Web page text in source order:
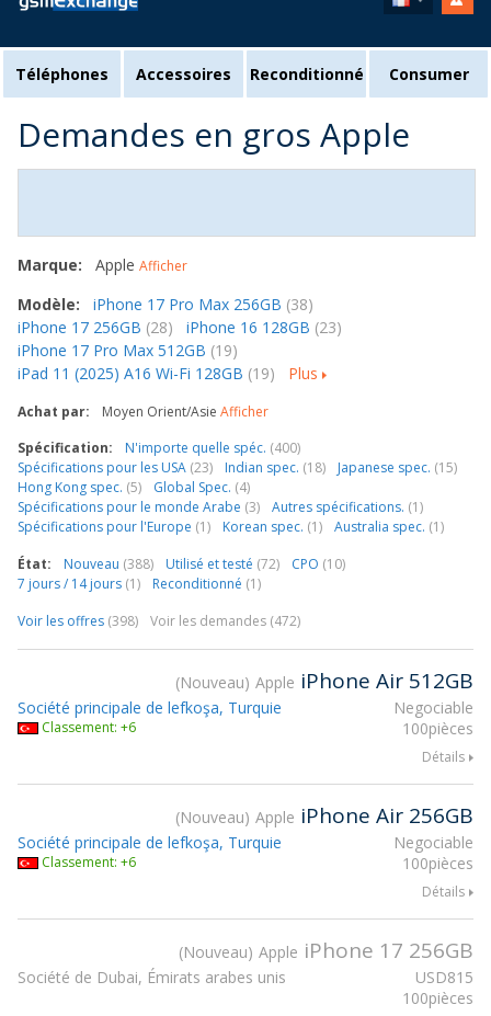
Téléphones Accessoires Reconditionné Consumer
Demandes en gros Apple
Marque: Apple Afficher
Modèle: iPhone 17 Pro Max 256GB (38)
iPhone 17 256GB (28) iPhone 16 128GB (23)
iPhone 17 Pro Max 512GB (19)
iPad 11 (2025) A16 Wi-Fi 128GB (19) Plus
Achat par: Moyen Orient/Asie Afficher
Spécification:
N'importe quelle spéc. (400)
Spécifications pour les USA (23) Indian spec. (18) Japanese spec. (15)
Hong Kong spec. (5) Global Spec. (4)
Spécifications pour le monde Arabe (3) Autres spécifications. (1)
Spécifications pour l'Europe (1) Korean spec. (1) Australia spec. (1)
État:
Nouveau (388) Utilisé et testé (72) CPO (10)
7 jours / 14 jours (1) Reconditionné (1)
Voir les offres (398) Voir les demandes (472)
Nouveau Apple iPhone Air 512GB
Negociable
100pièces
Société principale de lefkoşa, Turquie
Classement: +6
Détails
Nouveau Apple iPhone Air 256GB
Negociable
100pièces
Société principale de lefkoşa, Turquie
Classement: +6
Détails
Nouveau Apple iPhone 17 256GB
USD815
100pièces
Société de Dubai, Émirats arabes unis